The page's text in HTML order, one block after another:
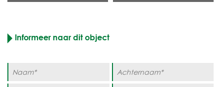
Informeer naar dit object